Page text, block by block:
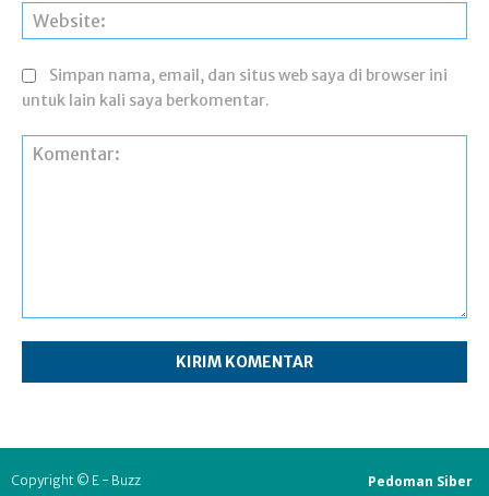
Simpan nama, email, dan situs web saya di browser ini
untuk lain kali saya berkomentar.
Copyright © E - Buzz Pedoman Siber